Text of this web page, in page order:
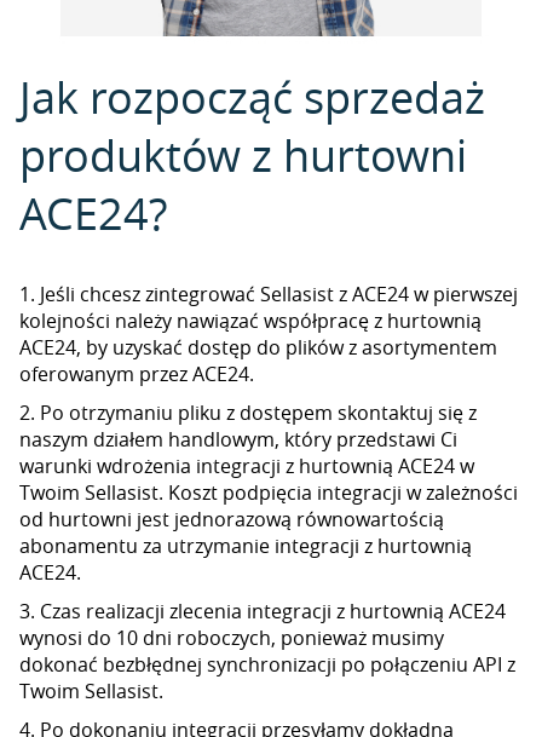
Jak rozpocząć sprzedaż
produktów z hurtowni
ACE24?
1. Jeśli chcesz zintegrować Sellasist z ACE24 w pierwszej
kolejności należy nawiązać współpracę z hurtownią
ACE24, by uzyskać dostęp do plików z asortymentem
oferowanym przez ACE24.
2. Po otrzymaniu pliku z dostępem skontaktuj się z
naszym działem handlowym, który przedstawi Ci
warunki wdrożenia integracji z hurtownią ACE24 w
Twoim Sellasist. Koszt podpięcia integracji w zależności
od hurtowni jest jednorazową równowartością
abonamentu za utrzymanie integracji z hurtownią
ACE24.
3. Czas realizacji zlecenia integracji z hurtownią ACE24
wynosi do 10 dni roboczych, ponieważ musimy
dokonać bezbłędnej synchronizacji po połączeniu API z
Twoim Sellasist.
4. Po dokonaniu integracji przesyłamy dokładną